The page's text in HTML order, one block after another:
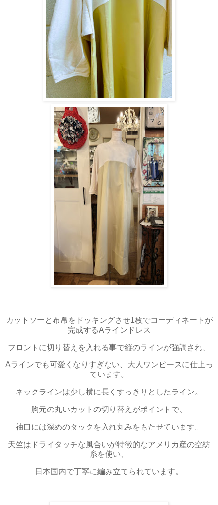
カットソーと布帛をドッキングさせ1枚でコーディネートが
完成するAラインドレス
フロントに切り替えを入れる事で縦のラインが強調され、
Aラインでも可愛くなりすぎない、大人ワンピースに仕上っ
ています。
ネックラインは少し横に長くすっきりとしたライン。
胸元の丸いカットの切り替えがポイントで、
袖口には深めのタックを入れ丸みをもたせています。
天竺はドライタッチな風合いが特徴的なアメリカ産の空紡
糸を使い、
日本国内で丁寧に編み立てられています。